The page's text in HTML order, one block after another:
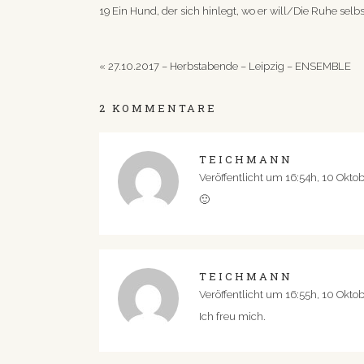
19 Ein Hund, der sich hinlegt, wo er will/Die Ruhe
« 27.10.2017 – Herbstabende – Leipzig – ENSEMBLE
2 KOMMENTARE
TEICHMANN
Veröffentlicht um 16:54h, 10
🙂
TEICHMANN
Veröffentlicht um 16:55h, 10
Ich freu mich.